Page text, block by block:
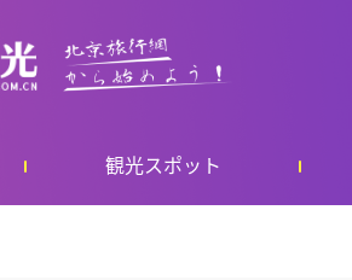
観光スポット